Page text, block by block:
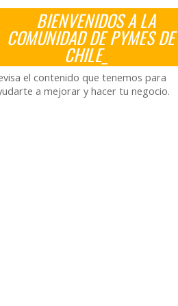
BIENVENIDOS A LA
COMUNIDAD DE PYMES DE
CHILE_
el contenido que tenemos para
a mejorar y hacer tu negocio.